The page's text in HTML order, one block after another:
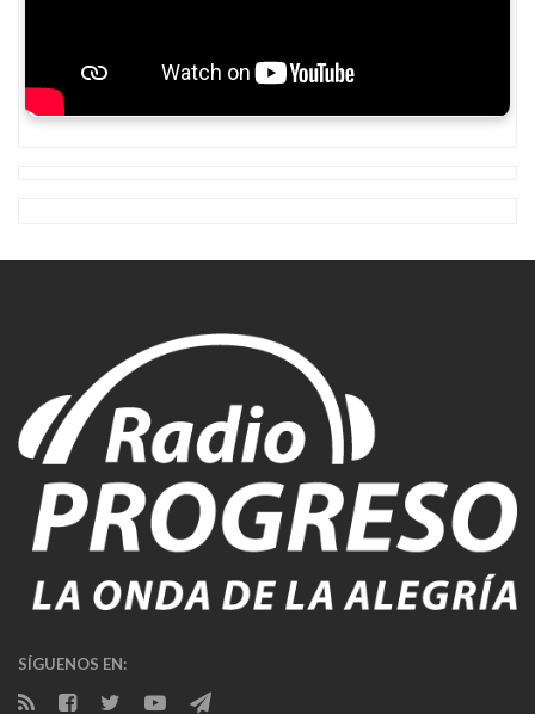
SÍGUENOS EN: